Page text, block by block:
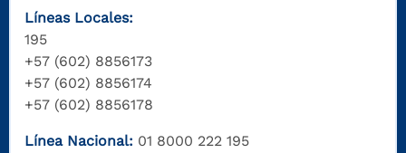
Líneas Locales:
195
+57 (602) 8856173
+57 (602) 8856174
+57 (602) 8856178
Línea Nacional: 01 8000 222 195